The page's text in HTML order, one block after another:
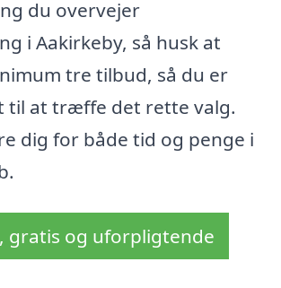
du overvejer
i Aakirkeby, så husk at
tre tilbud, så du er
til at træffe det rette valg.
dig for både tid og penge i
gratis og uforpligtende